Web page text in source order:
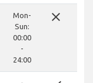
Mon-
Sun:
00:00
-
24:00
close